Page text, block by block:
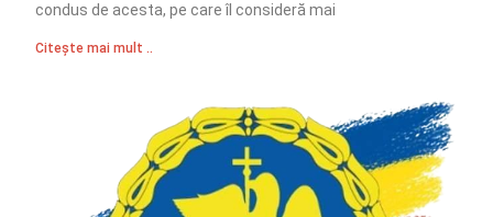
condus de acesta, pe care îl consideră mai
Citește mai mult ..